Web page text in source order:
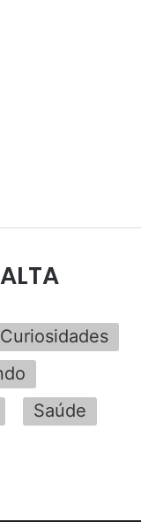
Curiosidades
Saúde